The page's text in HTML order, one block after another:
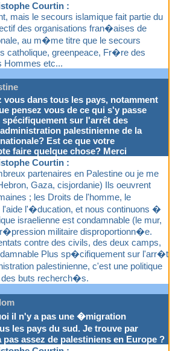
Courtin :
mais le secours islamique fait partie du
des organisations fran�aises de
au m�me titre que le secours
catholique, greenpeace, Fr�re des
Hommes etc...
vous dans tous les pays, notamment
pensez vous de ce qui s'y passe
sur l'arrêt des
palestinienne de la
Est ce que votre
faire quelque chose? Merci
Courtin :
partenaires en Palestine ou je me
Gaza, cisjordanie) Ils oeuvrent
; les Droits de l'homme, le
l'�ducation, et nous continuons �
israelienne est condamnable (le mur,
militaire disproportionn�e.
contre des civils, des deux camps,
Plus sp�cifiquement sur l'arr�t
palestinienne, c'est une politique
buts recherch�s.
il n'y a pas une �migration
les pays du sud. Je trouve par
assez de palestiniens en Europe ?